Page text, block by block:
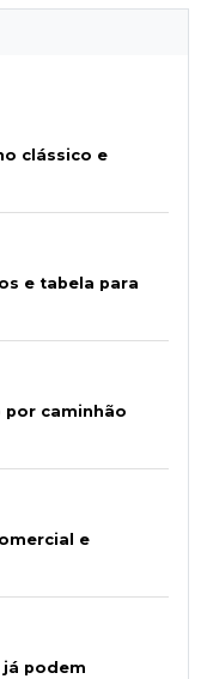
clássico e
e tabela para
caminhão
e
podem